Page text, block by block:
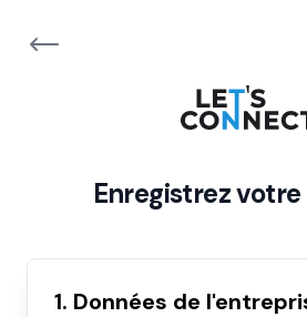
Enregistrez
1. Données de